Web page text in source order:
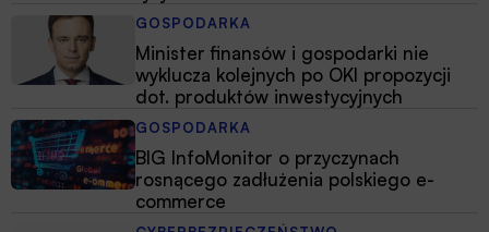
GOSPODARKA
Minister finansów i gospodarki nie
wyklucza kolejnych po OKI propozycji
dot. produktów inwestycyjnych
GOSPODARKA
BIG InfoMonitor o przyczynach
rosnącego zadłużenia polskiego e-
commerce